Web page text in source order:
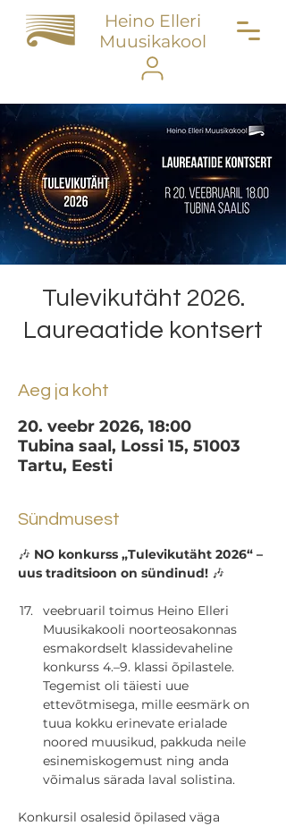
Heino Elleri
Muusikakool
Tulevikutäht 2026.
Laureaatide kontsert
Aeg ja koht
20. veebr 2026, 18:00
Tubina saal, Lossi 15, 51003
Tartu, Eesti
Sündmusest
🎶 NO konkurss „Tulevikutäht 2026“ –
uus traditsioon on sündinud! 🎶
veebruaril toimus Heino Elleri
Muusikakooli noorteosakonnas
esmakordselt klassidevaheline
konkurss 4.–9. klassi õpilastele.
Tegemist oli täiesti uue
ettevõtmisega, mille eesmärk on
tuua kokku erinevate erialade
noored muusikud, pakkuda neile
esinemiskogemust ning anda
võimalus särada laval solistina.
Konkursil osalesid õpilased väga